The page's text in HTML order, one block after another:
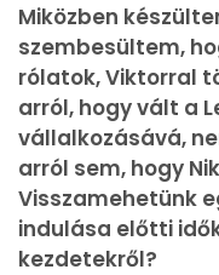
Miközben
szembesültem,
rólatok, Viktorral
arról, hogy vált a
vállalkozásává,
arról sem, hogy
Visszamehetünk
indulása előtti
kezdetekről?